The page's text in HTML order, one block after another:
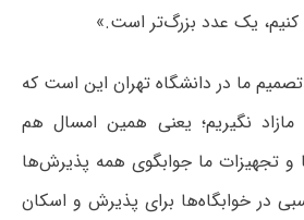
کنیم، یک عدد بزرگ‌تر است.»
ما در دانشگاه تهران این است که
نگیریم؛ یعنی همین امسال هم
تجهیزات ما جوابگوی همه پذیرش‌ها
در خوابگاه‌ها برای پذیرش و اسکان